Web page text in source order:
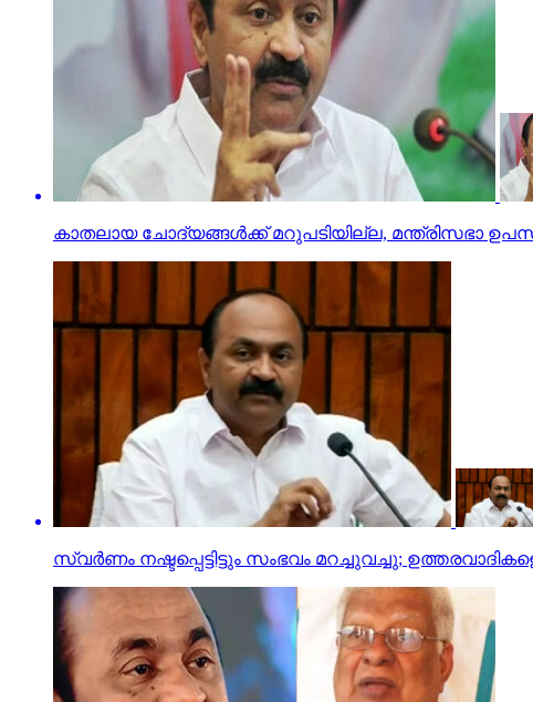
കാതലായ ചോദ്യങ്ങൾക്ക് മറുപടിയില്ല, മന്ത്രിസഭാ
സ്വര്‍ണം നഷ്ടപ്പെട്ടിട്ടും സംഭവം മറച്ചുവച്ചു;